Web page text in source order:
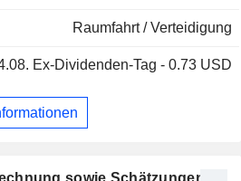
Steuerungs- und
usw.; -
elektronischen und
für Flugzeuge (Kompressoren,
auf den Verkauf von
Raumfahrt / Verteidigung
Ex-Dividenden-Tag - 0.73 USD